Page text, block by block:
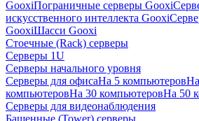
GooxiПограничные серверы Gooxi
искусственного интеллекта Gooxi
GooxiШасси Gooxi
Стоечные (Rack) серверы
Серверы 1U
Серверы начального уровня
Серверы для офисаНа 5 компьютеров
компьютеровНа 30 компьютеровНа 50
Серверы для видеонаблюдения
Башенные (Tower) серверы